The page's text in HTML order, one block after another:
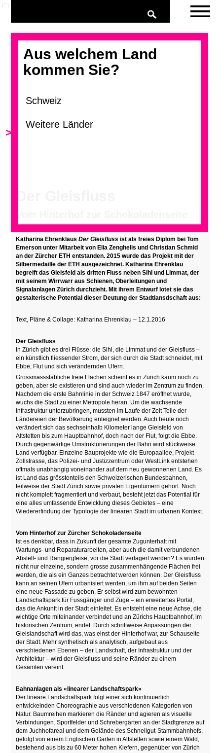
Aus welchem Land
kommen Sie?
>
Katharina EhrenklausDer Gleisfluss ist als freies Diplom bei Tom
Emerson unter Mitarbeit von Elia Zenghelis und Christian Schmid
an der Zürcher ETH entstanden. 2015 wurde das Projekt mit der
Silbermedaille der ETH ausgezeichnet. Katharina Ehrenklau
begreift das Gleisfeld als dritten Fluss neben Sihl und Limmat, der
mit seinem Wirrwarr aus Schienen, Oberleitungen und
Signalanlagen Zürich durchzieht. Mit ihrem Entwurf lotet sie das
gestalterische Potential dieser Deutung der Stadtlansdschaft aus:
Text, Pläne & Collage: Katharina Ehrenklau – 12.1.2016
Der Gleisfluss
In Zürich gibt es drei Flüsse: die Sihl, die Limmat und der Gleisfluss –
ein künstlich fliessender Strom, der sich durch die Stadt schneidet, mit
Ebbe, Flut und sich verändernden Ufern.
Grossmassstäbliche freie Flächen scheint es in Zürich kaum noch zu
geben, aber sie existieren und sind auch wieder im Zentrum zu finden.
Nachdem die erste Bahnlinie in der Schweiz 1847 eröffnet wurde,
wuchs die Stadt zu einer Metropole heran. Um die wachsende
Infrastruktur unterzubringen, mussten im Laufe der Zeit Teile der
Ländereien der Bevölkerung enteignet werden. Auch heute noch
verändert sich das sechseinhalb Kilometer lange Gleisfeld von
Altstetten bis zum Hauptbahnhof, doch nach der Flut, folgt die Ebbe.
Durch gegenwärtige Umstrukturierungen der Bahn wird stückweise
Land verfügbar. Einzelne Bauprojekte wie die Europaallee, Projekt
Zollstrasse, das Polizei- und Justizzentrum oder WestLink entstehen
oftmals unabhängig voneinander auf dem neu gewonnenen Land. Es
ist Land das grösstenteils den Schweizerischen Bundesbahnen,
teilweise der Stadt Zürich sowie privaten Eigentümern gehört. Noch
nicht komplett fragmentiert und verbaut, besteht jetzt das Potential für
eine alles umfassende Entwicklung dieses Gebietes – eine
Wiedererfindung der Typologie der linearen Stadt im urbanen Kontext.
Vom Hinterhof zur Zürcher Schokoladenseite
Ist es denkbar, dass in Zukunft der gesamte Zugunterhalt mit
Wartungs- und Reparaturarbeiten, aber auch die damit verbundenen
Abstell- und Rangiergleise, vor die Stadt verlagert werden? Es würden
nicht nur einzelne, sondern grosse zusammenhängende Flächen frei
werden, die als ein Ganzes betrachtet werden können. Der Gleisfluss
kann an seinen Ufern urbanisiert werden, um ihm auf beiden Seiten
eine neue Fassade zu geben. Er selbst wird zum bewohnten
Landschaftspark für Fussgänger und Züge – ein erweitertes Portal,
das die Ankunft in der Stadt einleitet. Es entsteht eine neue Achse, die
wichtige Orte miteinander verbindet und an Zürichs Hauptbahnhof, im
historischen Zentrum, endet. Durch schrittweise Anpassungen der
Gleislandschaft wird das, was einst der Hinterhof war, zur Schauseite
der Stadt. Mehr synthetisch als analytisch, aufgebaut aus
verschiedenen Ebenen – der Landschaft, der Infrastruktur und der
Architektur – wird der Gleisfluss und seine Ränder zu einem
Gesamten vereint.
Bahnanlagen als «linearer Landschaftspark»
Der lineare Landschaftspark folgt einer sich kontinuierlich
entwickelnden Choreographie aus verschiedenen Kategorien von
Natur. Baumreihen markieren die Ränder und agieren als visuelle
Verbindungen. Sportfelder und Schrebergärten an der Stadtgrenze auf
dem Juchhofareal und dem Gelände des Schnellgut-Stammbahnhofs,
gefolgt von einem Englischen Garten in Altstetten sowie einem Wald,
bestehend aus bis zu 60 Meter hohen Kiefern, gegenüber von Zürich